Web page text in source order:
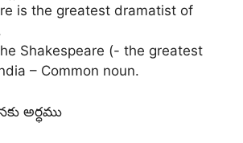
is the greatest dramatist of
Shakespeare (- the greatest
– Common noun.
అర్ధము